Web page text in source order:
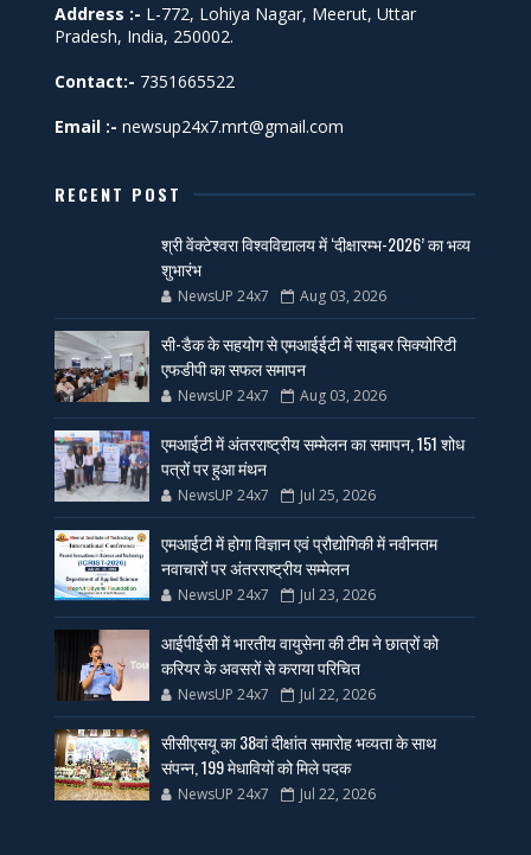
Address :- L-772, Lohiya Nagar, Meerut, Uttar
Pradesh, India, 250002.
Contact:- 7351665522
Email :- newsup24x7.mrt@gmail.com
RECENT POST
श्री वेंक्टेश्वरा विश्वविद्यालय में ‘दीक्षारम्भ-2026’ का भव्य
शुभारंभ
NewsUP 24x7 Aug 03, 2026
सी-डैक के सहयोग से एमआईईटी में साइबर सिक्योरिटी
एफडीपी का सफल समापन
NewsUP 24x7 Aug 03, 2026
एमआईटी में अंतरराष्ट्रीय सम्मेलन का समापन, 151 शोध
पत्रों पर हुआ मंथन
NewsUP 24x7 Jul 25, 2026
एमआईटी में होगा विज्ञान एवं प्रौद्योगिकी में नवीनतम
नवाचारों पर अंतरराष्ट्रीय सम्मेलन
NewsUP 24x7 Jul 23, 2026
आईपीईसी में भारतीय वायुसेना की टीम ने छात्रों को
करियर के अवसरों से कराया परिचित
NewsUP 24x7 Jul 22, 2026
सीसीएसयू का 38वां दीक्षांत समारोह भव्यता के साथ
संपन्न, 199 मेधावियों को मिले पदक
NewsUP 24x7 Jul 22, 2026